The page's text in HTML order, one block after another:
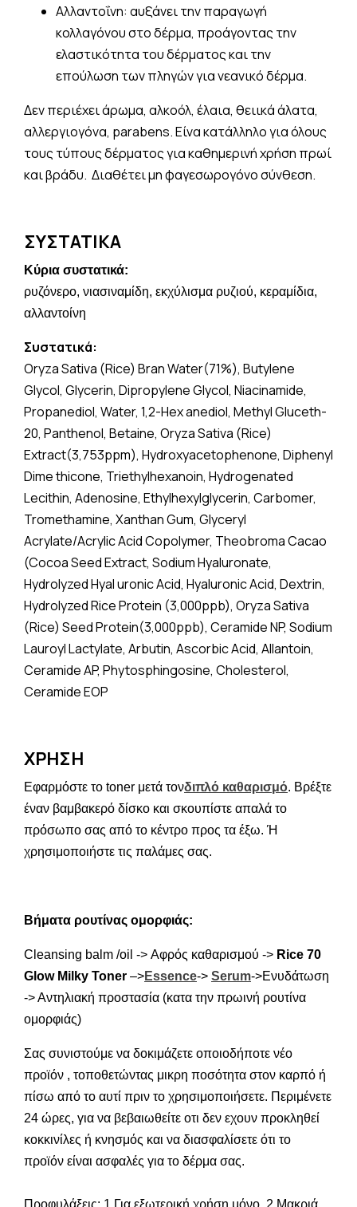
Αλλαντοΐνη: αυξάνει την παραγωγή
κολλαγόνου στο δέρμα, προάγοντας την
ελαστικότητα του δέρματος και την
επούλωση των πληγών για νεανικό δέρμα.
Δεν περιέχει άρωμα, αλκοόλ, έλαια, θειικά άλατα,
αλλεργιογόνα, parabens. Είνα κατάλληλο για όλους
τους τύπους δέρματος για καθημερινή χρήση πρωί
και βράδυ. Διαθέτει μη φαγεσωρογόνο σύνθεση.
ΣΥΣΤΑΤΙΚΑ
Κύρια συστατικά:
ρυζόνερο, νιασιναμίδη, εκχύλισμα ρυζιού, κεραμίδια,
αλλαντοίνη
Συστατικά:
Oryza Sativa (Rice) Bran Water(71%), Butylene
Glycol, Glycerin, Dipropylene Glycol, Niacinamide,
Propanediol, Water, 1,2-Hex anediol, Methyl Gluceth-
20, Panthenol, Betaine, Oryza Sativa (Rice)
Extract(3,753ppm), Hydroxyacetophenone, Diphenyl
Dime thicone, Triethylhexanoin, Hydrogenated
Lecithin, Adenosine, Ethylhexylglycerin, Carbomer,
Tromethamine, Xanthan Gum, Glyceryl
Acrylate/Acrylic Acid Copolymer, Theobroma Cacao
(Cocoa Seed Extract, Sodium Hyaluronate,
Hydrolyzed Hyal uronic Acid, Hyaluronic Acid, Dextrin,
Hydrolyzed Rice Protein (3,000ppb), Oryza Sativa
(Rice) Seed Protein(3,000ppb), Ceramide NP, Sodium
Lauroyl Lactylate, Arbutin, Ascorbic Acid, Allantoin,
Ceramide AP, Phytosphingosine, Cholesterol,
Ceramide EOP
ΧΡΗΣΗ
Εφαρμόστε το toner μετά τονδιπλό καθαρισμό. Βρέξτε
έναν βαμβακερό δίσκο και σκουπίστε απαλά το
πρόσωπο σας από το κέντρο προς τα έξω. Ή
χρησιμοποιήστε τις παλάμες σας.
Βήματα ρουτίνας ομορφιάς:
Cleansing balm /oil -> Αφρός καθαρισμού -> Rice 70
Glow Milky Toner –>Essence-> Serum->Ενυδάτωση
-> Αντηλιακή προστασία (κατα την πρωινή ρουτίνα
ομορφιάς)
Σας συνιστούμε να δοκιμάζετε οποιοδήποτε νέο
προϊόν , τοποθετώντας μικρη ποσότητα στον καρπό ή
πίσω από το αυτί πριν το χρησιμοποιήσετε. Περιμένετε
24 ώρες, για να βεβαιωθείτε οτι δεν εχουν προκληθεί
κοκκινίλες ή κνησμός και να διασφαλίσετε ότι το
προϊόν είναι ασφαλές για το δέρμα σας.